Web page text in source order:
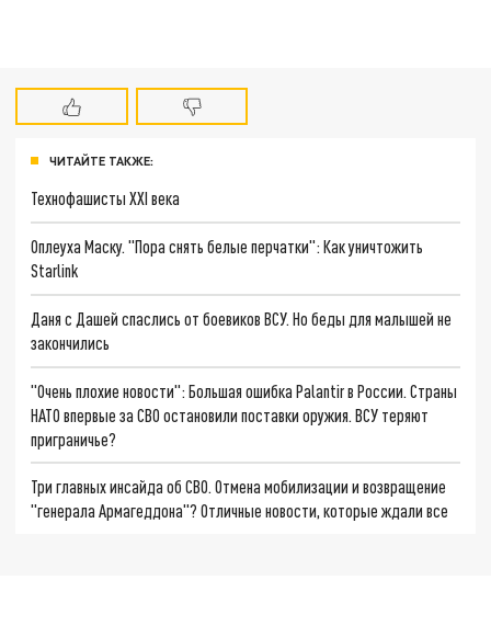
ЧИТАЙТЕ ТАКЖЕ:
Технофашисты XXI века
Оплеуха Маску. "Пора снять белые перчатки": Как уничтожить
Starlink
Даня с Дашей спаслись от боевиков ВСУ. Но беды для малышей не
закончились
"Очень плохие новости": Большая ошибка Palantir в России. Страны
НАТО впервые за СВО остановили поставки оружия. ВСУ теряют
приграничье?
Три главных инсайда об СВО. Отмена мобилизации и возвращение
"генерала Армагеддона"? Отличные новости, которые ждали все